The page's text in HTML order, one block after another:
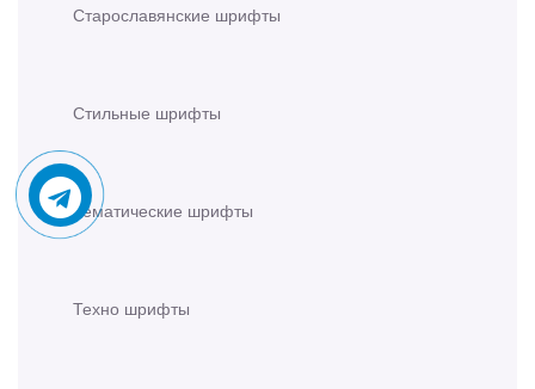
Старославянские шрифты
Стильные шрифты
Тематические шрифты
Техно шрифты